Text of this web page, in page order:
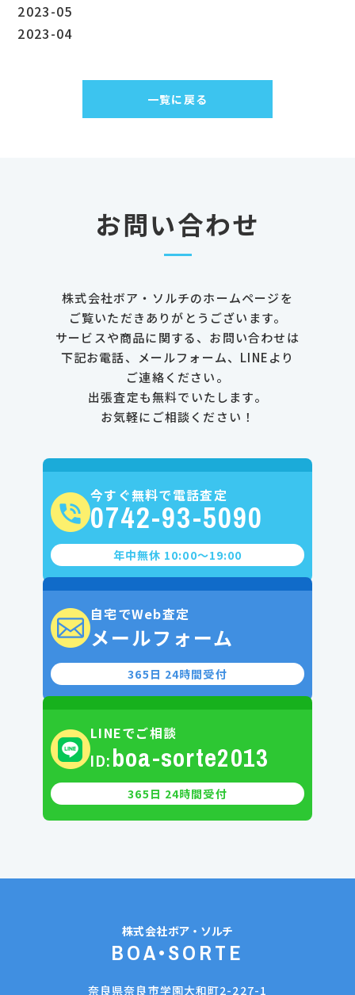
2023-05
2023-04
一覧に戻る
お問い合わせ
株式会社ボア・ソルチのホームページを
ご覧いただきありがとうございます。
サービスや商品に関する、お問い合わせは
下記お電話、メールフォーム、LINEより
ご連絡ください。
出張査定も無料でいたします。
お気軽にご相談ください！
今すぐ無料で電話査定
0742-93-5090
年中無休 10:00〜19:00
自宅でWeb査定
メールフォーム
365日 24時間受付
LINEでご相談
ID:boa-sorte2013
365日 24時間受付
株式会社ボア・ソルチ
BOA•SORTE
奈良県奈良市学園大和町2-227-1